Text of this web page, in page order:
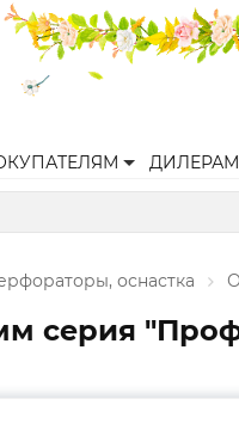
ДИЛЕРАМ
оснастка
серия